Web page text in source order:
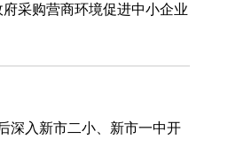
采购营商环境促进中小企业
深入新市二小、新市一中开